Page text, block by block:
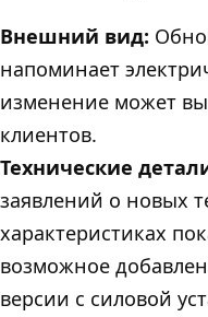
Внешний вид:
напоминает
изменение может
клиентов.
Технические
заявлений о новых
характеристиках
возможное
версии с силовой